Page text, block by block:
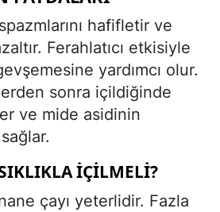
hafifletir ve
Ferahlatıcı etkisiyle
yardımcı olur.
sonra içildiğinde
ve mide asidinin
İÇILMELI?
çayı yeterlidir. Fazla